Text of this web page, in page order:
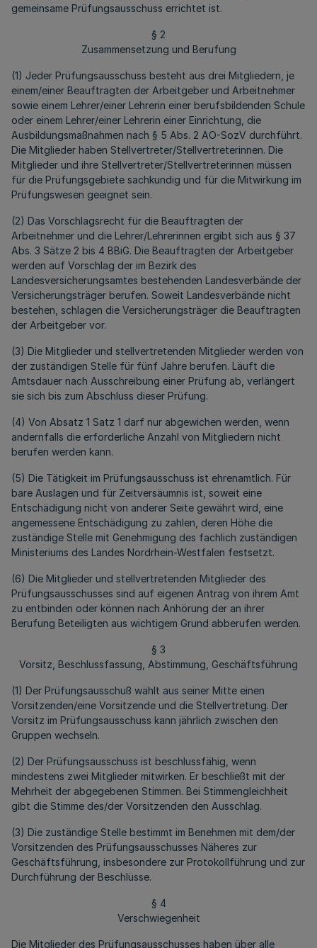
gemeinsame Prüfungsausschuss errichtet ist.
§ 2
Zusammensetzung und Berufung
(1) Jeder Prüfungsausschuss besteht aus drei Mitgliedern, je
einem/einer Beauftragten der Arbeitgeber und Arbeitnehmer
sowie einem Lehrer/einer Lehrerin einer berufsbildenden Schule
oder einem Lehrer/einer Lehrerin einer Einrichtung, die
Ausbildungsmaßnahmen nach § 5 Abs. 2 AO-SozV durchführt.
Die Mitglieder haben Stellvertreter/Stellvertreterinnen. Die
Mitglieder und ihre Stellvertreter/Stellvertreterinnen müssen
für die Prüfungsgebiete sachkundig und für die Mitwirkung im
Prüfungswesen geeignet sein.
(2) Das Vorschlagsrecht für die Beauftragten der
Arbeitnehmer und die Lehrer/Lehrerinnen ergibt sich aus § 37
Abs. 3 Sätze 2 bis 4 BBiG. Die Beauftragten der Arbeitgeber
werden auf Vorschlag der im Bezirk des
Landesversicherungsamtes bestehenden Landesverbände der
Versicherungsträger berufen. Soweit Landesverbände nicht
bestehen, schlagen die Versicherungsträger die Beauftragten
der Arbeitgeber vor.
(3) Die Mitglieder und stellvertretenden Mitglieder werden von
der zuständigen Stelle für fünf Jahre berufen. Läuft die
Amtsdauer nach Ausschreibung einer Prüfung ab, verlängert
sie sich bis zum Abschluss dieser Prüfung.
(4) Von Absatz 1 Satz 1 darf nur abgewichen werden, wenn
andernfalls die erforderliche Anzahl von Mitgliedern nicht
berufen werden kann.
(5) Die Tätigkeit im Prüfungsausschuss ist ehrenamtlich. Für
bare Auslagen und für Zeitversäumnis ist, soweit eine
Entschädigung nicht von anderer Seite gewährt wird, eine
angemessene Entschädigung zu zahlen, deren Höhe die
zuständige Stelle mit Genehmigung des fachlich zuständigen
Ministeriums des Landes Nordrhein-Westfalen festsetzt.
(6) Die Mitglieder und stellvertretenden Mitglieder des
Prüfungsausschusses sind auf eigenen Antrag von ihrem Amt
zu entbinden oder können nach Anhörung der an ihrer
Berufung Beteiligten aus wichtigem Grund abberufen werden.
§ 3
Vorsitz, Beschlussfassung, Abstimmung, Geschäftsführung
(1) Der Prüfungsausschuß wählt aus seiner Mitte einen
Vorsitzenden/eine Vorsitzende und die Stellvertretung. Der
Vorsitz im Prüfungsausschuss kann jährlich zwischen den
Gruppen wechseln.
(2) Der Prüfungsausschuss ist beschlussfähig, wenn
mindestens zwei Mitglieder mitwirken. Er beschließt mit der
Mehrheit der abgegebenen Stimmen. Bei Stimmengleichheit
gibt die Stimme des/der Vorsitzenden den Ausschlag.
(3) Die zuständige Stelle bestimmt im Benehmen mit dem/der
Vorsitzenden des Prüfungsausschusses Näheres zur
Geschäftsführung, insbesondere zur Protokollführung und zur
Durchführung der Beschlüsse.
§ 4
Verschwiegenheit
Die Mitglieder des Prüfungsausschusses haben über alle